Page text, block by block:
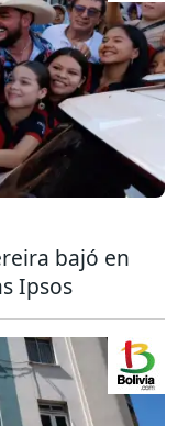
bajó en
Ipsos